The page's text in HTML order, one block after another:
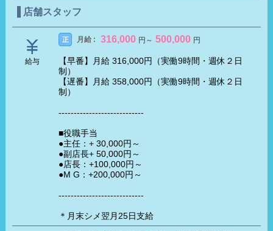
店舗スタッフ
給与
正 月給 : 316,000 円 ～ 500,000 円
【早番】月給 316,000円（実働9時間・週休２日
制）
【遅番】月給 358,000円（実働9時間・週休２日
制）
----------------------------
■役職手当
●主任：+ 30,000円～
●副店長+ 50,000円～
●店長：+100,000円～
●M G：+200,000円～
----------------------------
＊月末シメ翌月25日支給